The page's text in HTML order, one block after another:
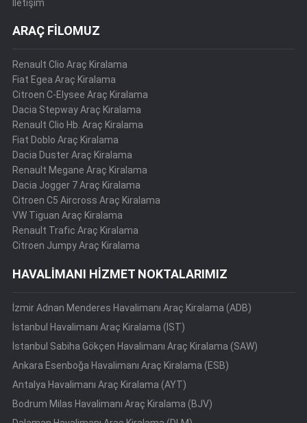
İletişim
ARAÇ FİLOMUZ
Renault Clio Araç Kiralama
Fiat Egea Araç Kiralama
Citroen C-Elysee Araç Kiralama
Dacia Stepway Araç Kiralama
Renault Clio Hb. Araç Kiralama
Fiat Doblo Araç Kiralama
Dacia Duster Araç Kiralama
Renault Megane Araç Kiralama
Dacia Jogger 7 Araç Kiralama
Citroen C5 Aircross Araç Kiralama
VW Tiguan Araç Kiralama
Renault Trafic Araç Kiralama
Citroen Jumpy Araç Kiralama
HAVALİMANI HİZMET NOKTALARIMIZ
İzmir Adnan Menderes Havalimanı Araç Kiralama (ADB)
İstanbul Havalimanı Araç Kiralama (IST)
İstanbul Sabiha Gökçen Havalimanı Araç Kiralama (SAW)
Ankara Esenboğa Havalimanı Araç Kiralama (ESB)
Antalya Havalimanı Araç Kiralama (AYT)
Bodrum Milas Havalimanı Araç Kiralama (BJV)